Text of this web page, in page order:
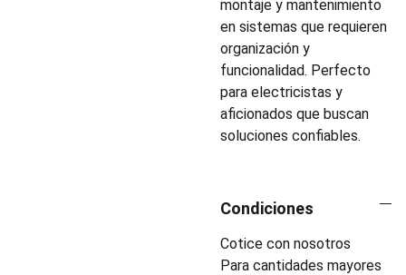
montaje y mantenimiento
en sistemas que requieren
organización y
funcionalidad. Perfecto
para electricistas y
aficionados que buscan
soluciones confiables.
Condiciones
Cotice con nosotros
Para cantidades mayores